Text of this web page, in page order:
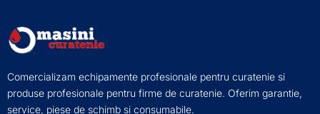
Comercializam echipamente profesionale pentru curatenie si
produse profesionale pentru firme de curatenie. Oferim garantie,
service, piese de schimb si consumabile.